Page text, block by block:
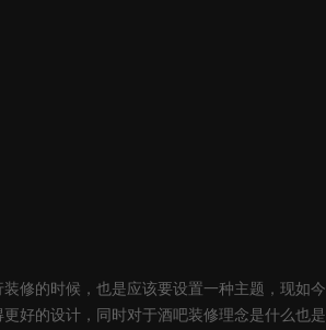
的时候，也是应该要设置一种主题，现如
好的设计，同时对于酒吧装修理念是什么也